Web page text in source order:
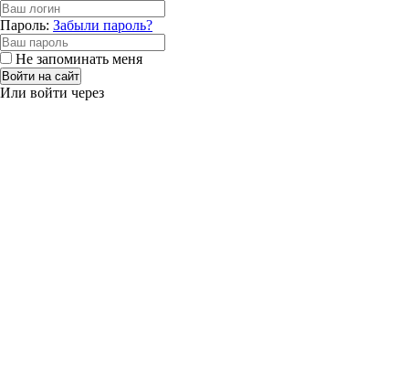
Пароль: Забыли пароль?
Не запоминать меня
Войти на сайт
Или войти через